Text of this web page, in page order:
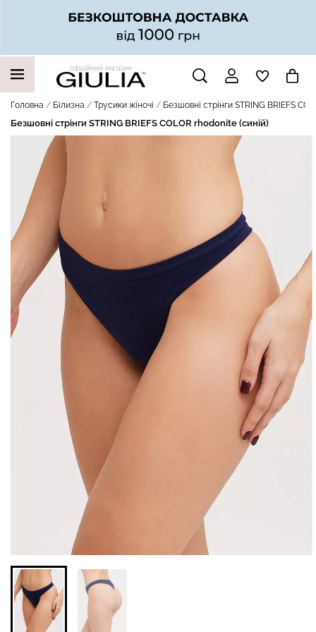
офіційний магазин
Головна Білизна Трусики жіночі Безшовні стрінги STRING BRIEFS
Безшовні стрінги STRING BRIEFS COLOR rhodonite (синій)
НАШІ ТРЕНДОВІ ТОВАРИ
мікрофібри LEGGINGS 02
(чорний) Giulia
789 грн.
Топ на бретелях в рубчик
CAMI TOP RIB black
499 грн.